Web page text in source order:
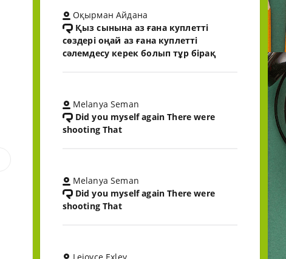
Оқырман Айдана
Қыз сынына аз ғана куплетті
сөздері оңай аз ғана куплетті
сәлемдесу керек болып тұр бірақ
Melanya Seman
Did you myself again There were
shooting That
Melanya Seman
Did you myself again There were
shooting That